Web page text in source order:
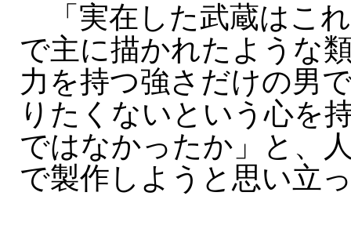
「実在した武蔵はこ
で主に描かれたような
力を持つ強さだけの男
りたくないという心を
ではなかったか」と、
で製作しようと思い立